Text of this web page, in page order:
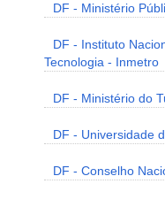
DF - Ministério
DF - Instituto
Tecnologia - Inmetro
DF - Ministério do
DF - Universidade
DF - Conselho